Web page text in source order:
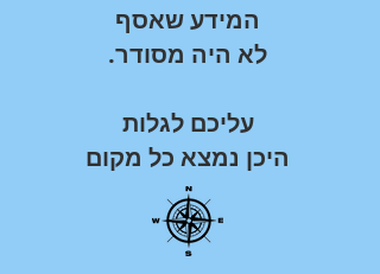
המידע שאסף
.לא היה מסודר
עליכם לגלות
היכן נמצא כל מקום